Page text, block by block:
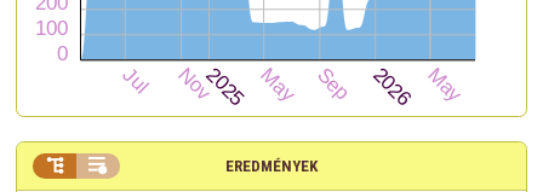
EREDMÉNYEK
 